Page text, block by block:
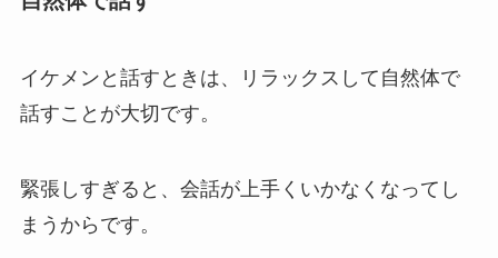
イケメンと話すときは、リラックスして自然体で
話すことが大切です。
緊張しすぎると、会話が上手くいかなくなってし
まうからです。